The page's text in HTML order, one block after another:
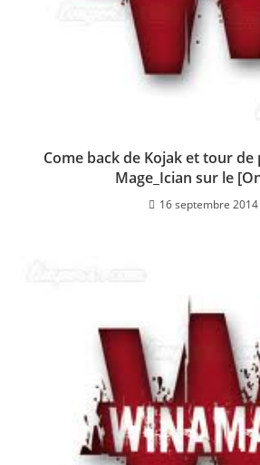
Come back de Kojak et tour de
Mage_Ician sur le
16 septembre 2014